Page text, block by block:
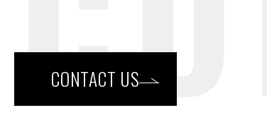
CONTACT US